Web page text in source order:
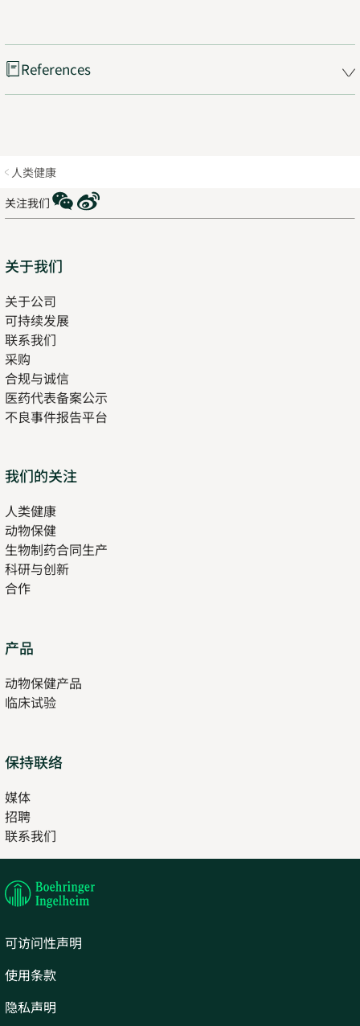
References
人类健康
关注我们
WeChat
Weibo
Sitemap
关于我们
关于公司
可持续发展
联系我们
采购
合规与诚信
医药代表备案公示
不良事件报告平台
我们的关注
人类健康
new
tab
动物保健
生物制药合同生产
科研与创新
合作
产品
new
tab
动物保健产品
临床试验
保持联络
媒体
招聘
in
new
联系我们
in
tab
可访问性声明
使用条款
隐私声明